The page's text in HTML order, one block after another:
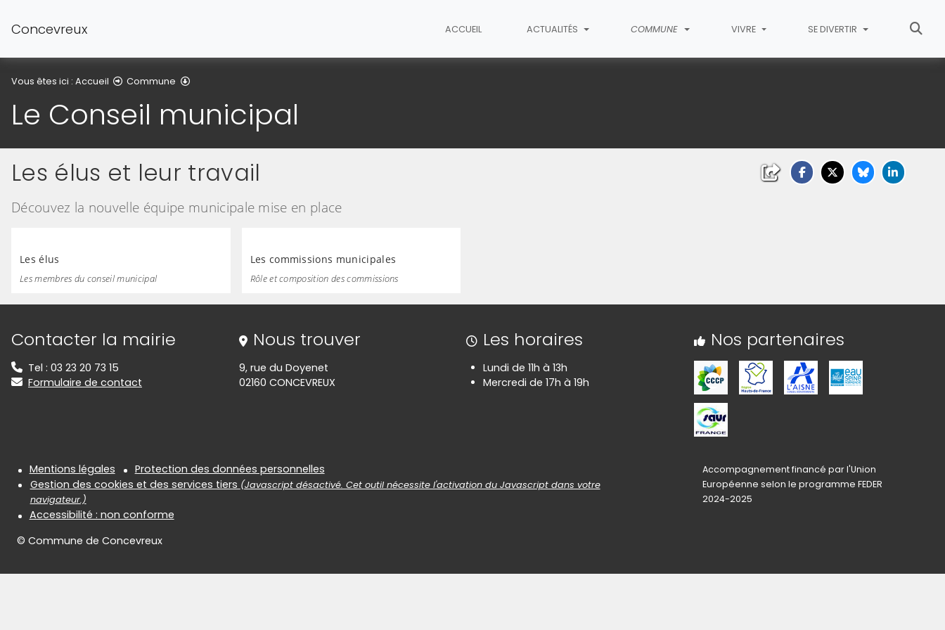
Concevreux ACCUEIL ACTUALITÉS COMMUNE VIVRE SE DIVERTIR
Vous êtes ici : Accueil Commune
Le Conseil municipal
Les élus et leur travail
Découvez la nouvelle équipe municipale mise en place
Les élus
Les membres du conseil municipal
Les commissions municipales
Rôle et composition des commissions
Informations de contact
Contacter la mairie
Tel : 03 23 20 73 15
Formulaire de contact
Nous trouver
9, rue du Doyenet
02160 CONCEVREUX
Les horaires
Lundi de 11h à 13h
Mercredi de 17h à 19h
Nos partenaires
Informations réglementaires
Mentions légales
Protection des données personnelles
Gestion des cookies et des services tiers (Javascript désactivé. Cet outil nécessite l'activation du Javascript dans votre
navigateur.)
Accessibilité : non conforme
© Commune de Concevreux
Accompagnement financé par l'Union
Européenne selon le programme FEDER
2024-2025